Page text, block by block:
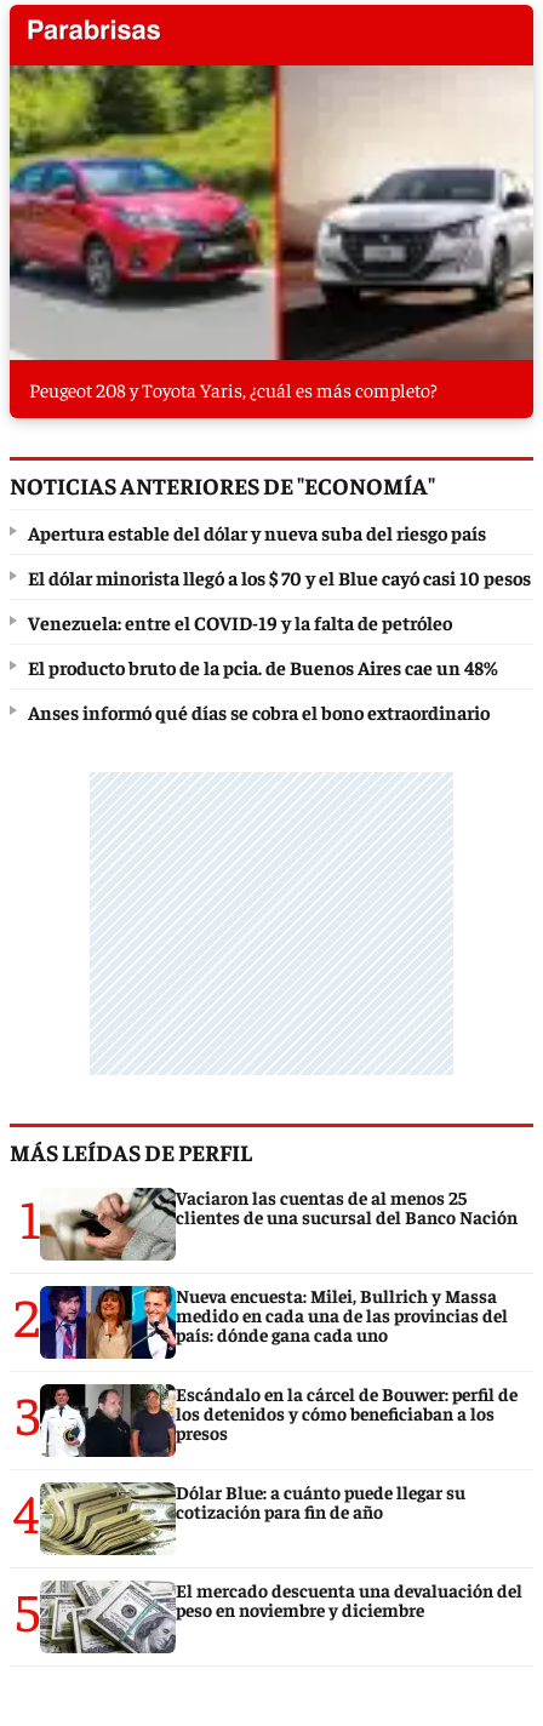
Peugeot 208 y Toyota Yaris, ¿cuál es más completo?
NOTICIAS ANTERIORES DE "ECONOMÍA"
Apertura estable del dólar y nueva suba del riesgo país
El dólar minorista llegó a los $ 70 y el Blue cayó casi 10 pesos
Venezuela: entre el COVID-19 y la falta de petróleo
El producto bruto de la pcia. de Buenos Aires cae un 48%
Anses informó qué días se cobra el bono extraordinario
MÁS LEÍDAS DE PERFIL
1
Vaciaron las cuentas de al menos 25
clientes de una sucursal del Banco Nación
2
Nueva encuesta: Milei, Bullrich y Massa
medido en cada una de las provincias del
país: dónde gana cada uno
3
Escándalo en la cárcel de Bouwer: perfil de
los detenidos y cómo beneficiaban a los
presos
4
Dólar Blue: a cuánto puede llegar su
cotización para fin de año
5
El mercado descuenta una devaluación del
peso en noviembre y diciembre